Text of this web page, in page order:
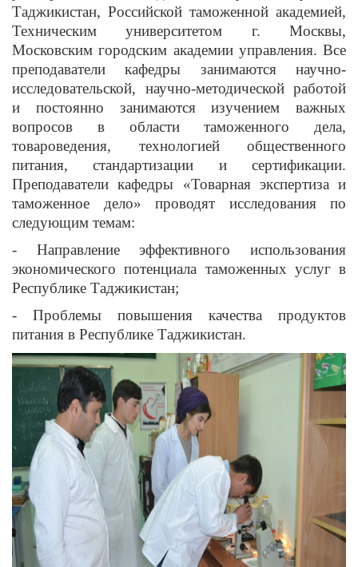
Таджикистан, Российской таможенной академией,
Техническим университетом г. Москвы,
Московским городским академии управления. Все
преподаватели кафедры занимаются научно-
исследовательской, научно-методической работой
и постоянно занимаются изучением важных
вопросов в области таможенного дела,
товароведения, технологией общественного
питания, стандартизации и сертификации.
Преподаватели кафедры «Товарная экспертиза и
таможенное дело» проводят исследования по
следующим темам:
- Направление эффективного использования
экономического потенциала таможенных услуг в
Республике Таджикистан;
- Проблемы повышения качества продуктов
питания в Республике Таджикистан.